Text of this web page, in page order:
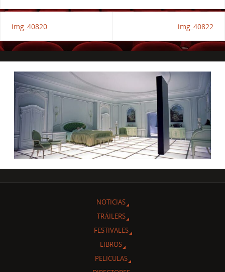
img_40820 img_40822
NOTICIAS
TRÁILERS
FESTIVALES
LIBROS
PELICULAS